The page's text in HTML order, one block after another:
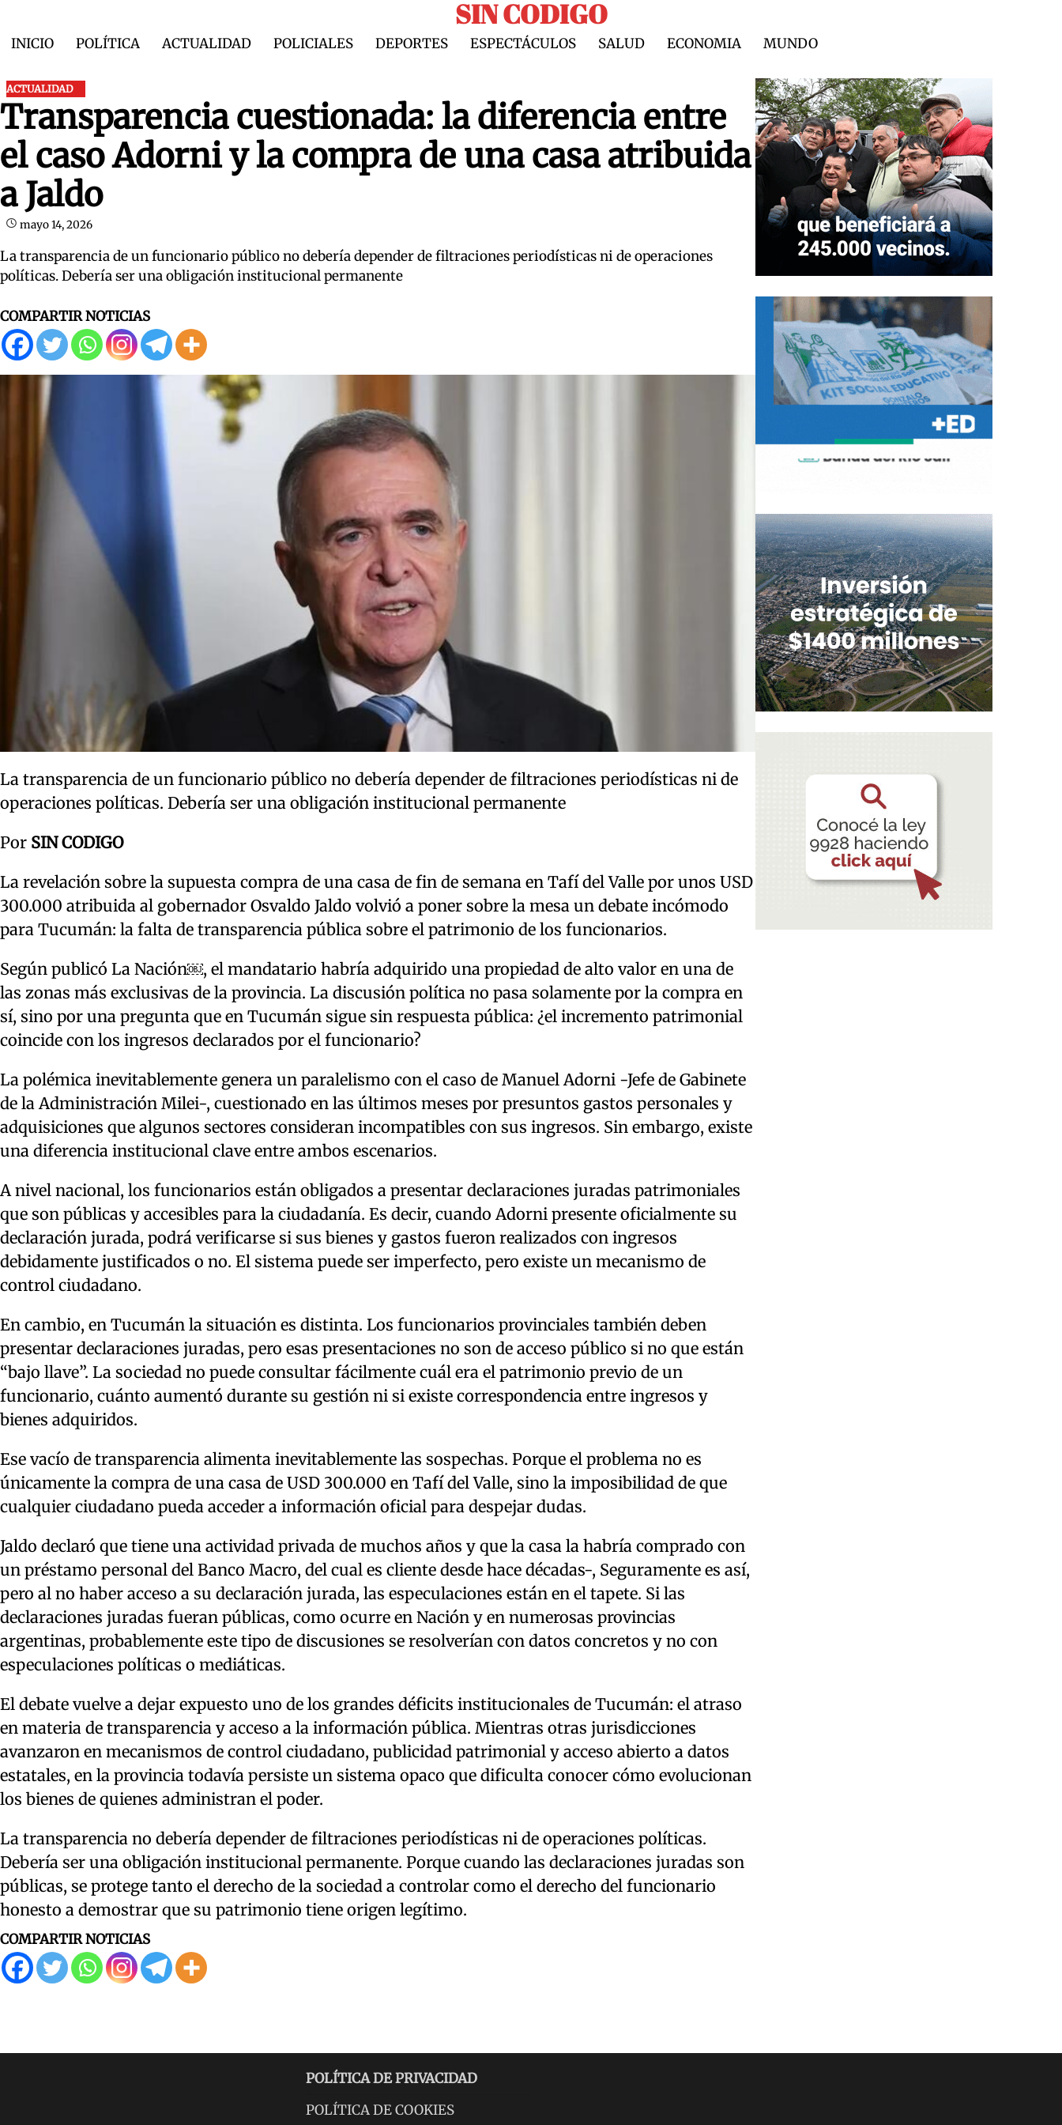
content
SIN CODIGO
INICIO POLÍTICA ACTUALIDAD POLICIALES DEPORTES ESPECTÁCULOS SALUD ECONOMIA MUNDO
ACTUALIDAD
Transparencia cuestionada: la diferencia entre
el caso Adorni y la compra de una casa atribuida
a Jaldo
mayo 14, 2026
La transparencia de un funcionario público no debería depender de filtraciones periodísticas ni de operaciones
políticas. Debería ser una obligación institucional permanente
COMPARTIR NOTICIAS
La transparencia de un funcionario público no debería depender de filtraciones periodísticas ni de
operaciones políticas. Debería ser una obligación institucional permanente
Por SIN CODIGO
La revelación sobre la supuesta compra de una casa de fin de semana en Tafí del Valle por unos USD
300.000 atribuida al gobernador Osvaldo Jaldo volvió a poner sobre la mesa un debate incómodo
para Tucumán: la falta de transparencia pública sobre el patrimonio de los funcionarios.
Según publicó La Nación￼, el mandatario habría adquirido una propiedad de alto valor en una de
las zonas más exclusivas de la provincia. La discusión política no pasa solamente por la compra en
sí, sino por una pregunta que en Tucumán sigue sin respuesta pública: ¿el incremento patrimonial
coincide con los ingresos declarados por el funcionario?
La polémica inevitablemente genera un paralelismo con el caso de Manuel Adorni -Jefe de Gabinete
de la Administración Milei-, cuestionado en las últimos meses por presuntos gastos personales y
adquisiciones que algunos sectores consideran incompatibles con sus ingresos. Sin embargo, existe
una diferencia institucional clave entre ambos escenarios.
A nivel nacional, los funcionarios están obligados a presentar declaraciones juradas patrimoniales
que son públicas y accesibles para la ciudadanía. Es decir, cuando Adorni presente oficialmente su
declaración jurada, podrá verificarse si sus bienes y gastos fueron realizados con ingresos
debidamente justificados o no. El sistema puede ser imperfecto, pero existe un mecanismo de
control ciudadano.
En cambio, en Tucumán la situación es distinta. Los funcionarios provinciales también deben
presentar declaraciones juradas, pero esas presentaciones no son de acceso público si no que están
“bajo llave”. La sociedad no puede consultar fácilmente cuál era el patrimonio previo de un
funcionario, cuánto aumentó durante su gestión ni si existe correspondencia entre ingresos y
bienes adquiridos.
Ese vacío de transparencia alimenta inevitablemente las sospechas. Porque el problema no es
únicamente la compra de una casa de USD 300.000 en Tafí del Valle, sino la imposibilidad de que
cualquier ciudadano pueda acceder a información oficial para despejar dudas.
Jaldo declaró que tiene una actividad privada de muchos años y que la casa la habría comprado con
un préstamo personal del Banco Macro, del cual es cliente desde hace décadas-, Seguramente es así,
pero al no haber acceso a su declaración jurada, las especulaciones están en el tapete. Si las
declaraciones juradas fueran públicas, como ocurre en Nación y en numerosas provincias
argentinas, probablemente este tipo de discusiones se resolverían con datos concretos y no con
especulaciones políticas o mediáticas.
El debate vuelve a dejar expuesto uno de los grandes déficits institucionales de Tucumán: el atraso
en materia de transparencia y acceso a la información pública. Mientras otras jurisdicciones
avanzaron en mecanismos de control ciudadano, publicidad patrimonial y acceso abierto a datos
estatales, en la provincia todavía persiste un sistema opaco que dificulta conocer cómo evolucionan
los bienes de quienes administran el poder.
La transparencia no debería depender de filtraciones periodísticas ni de operaciones políticas.
Debería ser una obligación institucional permanente. Porque cuando las declaraciones juradas son
públicas, se protege tanto el derecho de la sociedad a controlar como el derecho del funcionario
honesto a demostrar que su patrimonio tiene origen legítimo.
COMPARTIR NOTICIAS
POLÍTICA DE PRIVACIDAD
POLÍTICA DE COOKIES